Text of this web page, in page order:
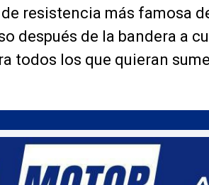
resistencia más famosa
después de la bandera a
todos los que quieran